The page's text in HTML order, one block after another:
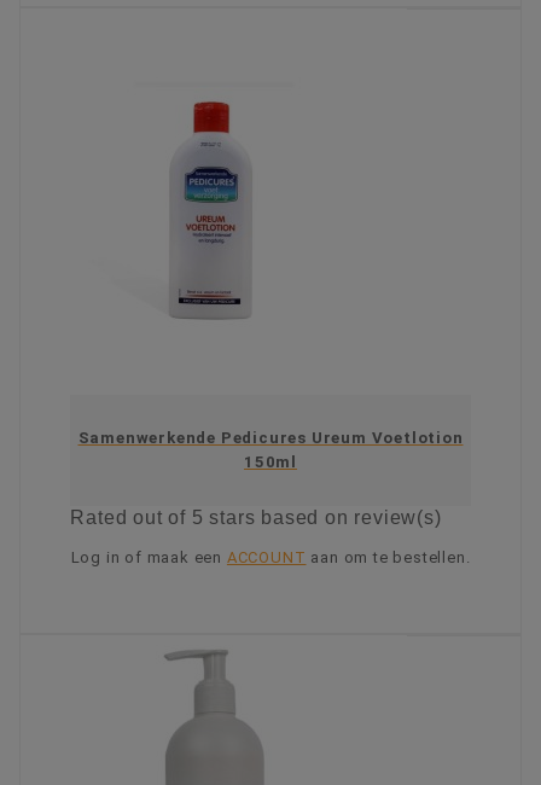
Samenwerkende Pedicures Ureum Voetlotion
150ml
Ratedout of 5 stars based on review(s)
Log in of maak een ACCOUNT aan om te bestellen.